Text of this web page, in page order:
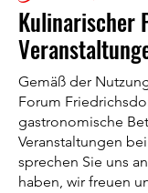
Kulinarischer
Gemäß der
Forum
gastronomische
Veranstaltungen
sprechen Sie uns
haben, wir freuen